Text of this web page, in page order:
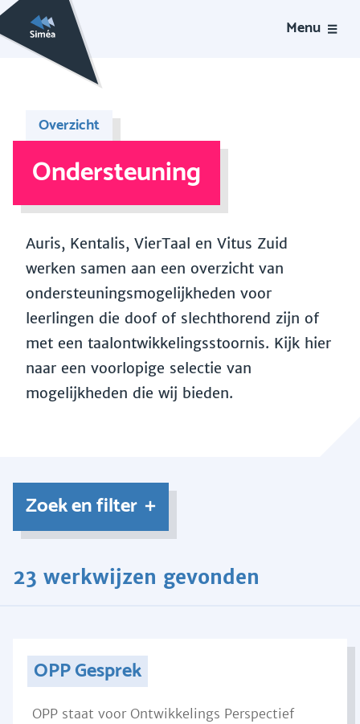
Menu
Overzicht
Ondersteuning
Auris, Kentalis, VierTaal en Vitus Zuid
werken samen aan een overzicht van
ondersteuningsmogelijkheden voor
leerlingen die doof of slechthorend zijn of
met een taalontwikkelingsstoornis. Kijk hier
naar een voorlopige selectie van
mogelijkheden die wij bieden.
Zoek en filter
23 werkwijzen gevonden
OPP Gesprek
OPP staat voor Ontwikkelings Perspectief